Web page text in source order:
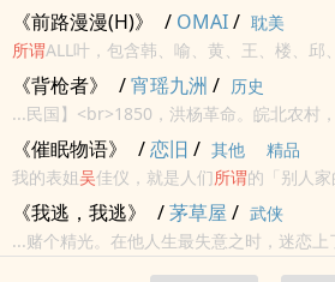
好”，不过是在这一标准下，集纳洞悉中国
迎你和我们一起，从这里开始阅读并追逐
《前路漫漫(H)》 / OMAI/ 耽美
所谓ALL叶，包含韩、喻、黄、王、楼、邱、
合，非平行设定，是一个完整的长篇。"
真爱的文。<br>“不抽了。”叶修说，“我估
《背枪者》 /宵瑶九洲 / 历史
...民国】<br>1850，洪杨革命。皖北农村
枪者，善于使用长枪，一发可达三四百步
道随父读书经商，不幸陷于捻匪。从此，
文...
《催眠物语》 /恋旧 / 其他
精品
我的表姐吴佳仪，就是人们所谓的「别人
好，从 来没有跌出过年级前十，小学如此
学习成绩这么好的 表姐，还不是什么恐龙
子，明眸皓...
《我逃，我逃》 /茅草屋 / 武侠
...赌个精光。在他人生最失意之时，迷恋
金字塔，就是相互欺诈的金钱游戏，只有